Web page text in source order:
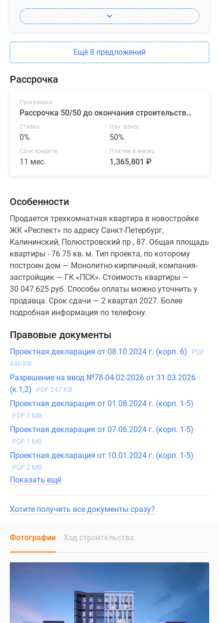
Ещё 8 предложений
Рассрочка
Программа
Рассрочка 50/50 до окончания строительства от ГК «ПСК»
Ставка
0%
Нач. взнос
50%
Срок кредита
11 мес.
Платеж в месяц
1,365,801 ₽
Особенности
Продается трехкомнатная квартира в новостройке
ЖК «Респект» по адресу Санкт-Петербург,
Калининский, Полюстровский пр., 87. Общая площадь
квартиры - 76.75 кв. м. Тип проекта, по которому
построен дом — Монолитно-кирпичный, компания-
застройщик — ГК «ПСК». Стоимость квартиры —
30 047 625 руб. Способы оплаты можно уточнить у
продавца. Срок сдачи — 2 квартал 2027. Более
подробная информация по телефону.
Правовые документы
Проектная декларация от 08.10.2024 г. (корп. 6)
PDF
446 KB
Разрешение на ввод №78-04-02-2026 от 31.03.2026
(к.1,2)
PDF 247 KB
Проектная декларация от 01.08.2024 г. (корп. 1-5)
PDF 1 MB
Проектная декларация от 07.06.2024 г. (корп. 1-5)
PDF 1 MB
Проектная декларация от 10.01.2024 г. (корп. 1-5)
PDF 2 MB
Показать ещё
Хотите получить все документы сразу?
Фотографии Ход строительства